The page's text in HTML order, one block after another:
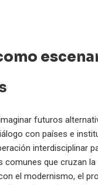
futuros
con países e
interdisciplinar
que cruzan
el modernismo, el